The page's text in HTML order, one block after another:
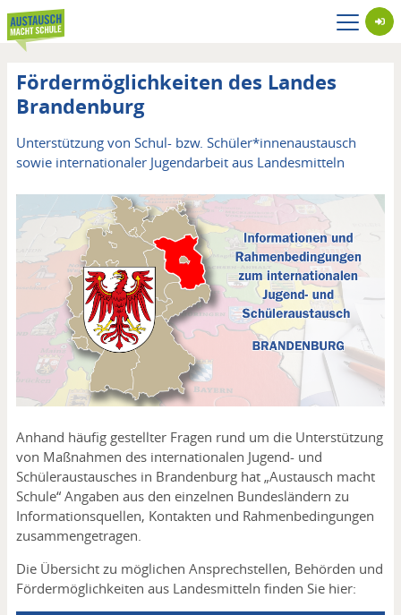
Direkt
zum
Inhalt
Fördermöglichkeiten des Landes
Brandenburg
Unterstützung von Schul- bzw. Schüler*innenaustausch
sowie internationaler Jugendarbeit aus Landesmitteln
Anhand häufig gestellter Fragen rund um die Unterstützung
von Maßnahmen des internationalen Jugend- und
Schüleraustausches in Brandenburg hat „Austausch macht
Schule“ Angaben aus den einzelnen Bundesländern zu
Informationsquellen, Kontakten und Rahmenbedingungen
zusammengetragen.
Die Übersicht zu möglichen Ansprechstellen, Behörden und
Fördermöglichkeiten aus Landesmitteln finden Sie hier: